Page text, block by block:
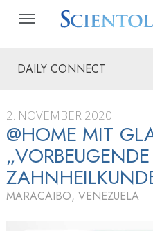
DAILY CONNECT
2. NOVEMBER 2020
@HOME MIT
„VORBEUGENDE
MARACAIBO, VENEZUELA